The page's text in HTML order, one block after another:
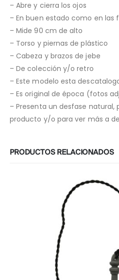
– Abre y cierra los ojos
– En buen estado como en las
– Mide 90 cm de alto
– Torso y piernas de plástico
– Cabeza y brazos de jebe
– De colección y/o retro
– Este modelo esta
– Es original de época (fotos
– Presenta un desfase
producto y/o para ver más a
PRODUCTOS RELACIONADOS